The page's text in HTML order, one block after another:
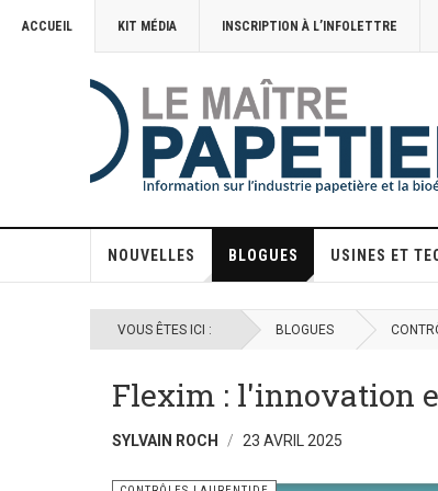
ACCUEIL KIT MÉDIA INSCRIPTION À L’INFOLETTRE
NOUVELLES BLOGUES USINES ET
VOUS ÊTES ICI : BLOGUES
Flexim : l'innovation
SYLVAIN ROCH 23 AVRIL 2025